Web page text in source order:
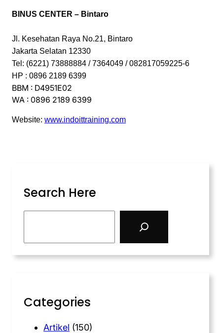
BINUS CENTER – Bintaro
Jl. Kesehatan Raya No.21, Bintaro
Jakarta Selatan 12330
Tel: (6221) 73888884 / 7364049 / 082817059225-6
HP : 0896 2189 6399
BBM : D4951E02
WA : 0896 2189 6399
Website: www.indoittraining.com
Search Here
Categories
Artikel (150)